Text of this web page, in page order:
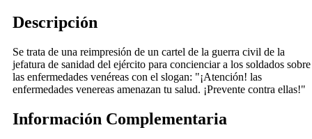
Descripción
Se trata de una reimpresión de un cartel de la guerra civil de la
jefatura de sanidad del ejército para concienciar a los soldados sobre
las enfermedades venéreas con el slogan: "¡Atención! las
enfermedades venereas amenazan tu salud. ¡Prevente contra ellas!"
Información Complementaria